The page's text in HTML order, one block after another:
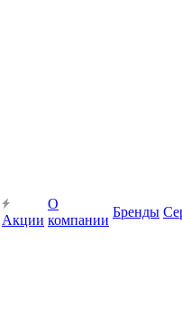
Акции
О
компании
Бренды